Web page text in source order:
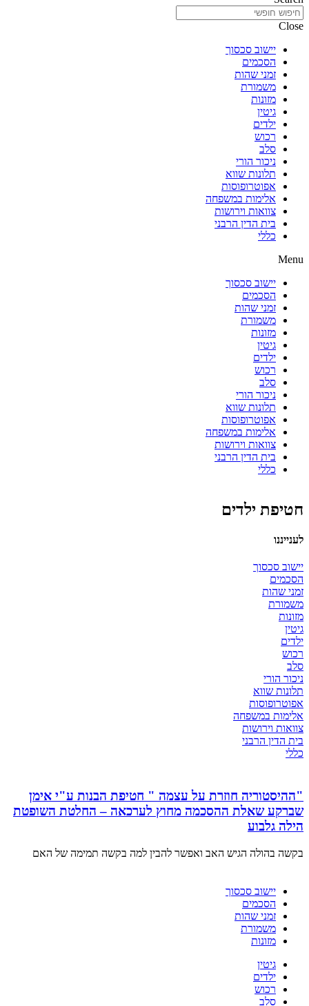
Close
יישוב סכסוך
הסכמים
זמני שהות
משמורת
מזונות
גיטין
ילדים
רכוש
סלב
ניכור הורי
תלונות שווא
אפוטרופוסות
אלימות במשפחה
צוואות וירושות
בית הדין הרבני
כללי
Menu
יישוב סכסוך
הסכמים
זמני שהות
משמורת
מזונות
גיטין
ילדים
רכוש
סלב
ניכור הורי
תלונות שווא
אפוטרופוסות
אלימות במשפחה
צוואות וירושות
בית הדין הרבני
כללי
חטיפת ילדים
לענייננו
יישוב סכסוך
הסכמים
זמני שהות
משמורת
מזונות
גיטין
ילדים
רכוש
סלב
ניכור הורי
תלונות שווא
אפוטרופוסות
אלימות במשפחה
צוואות וירושות
בית הדין הרבני
כללי
"ההיסטוריה חוזרת על עצמה " חטיפת הבנות ע"י אימן
שברקע שאלת ההסכמה מחוץ לערכאה – החלטת השופטת
הילה גלבוע
בקשה בהולה הגיש האב ואפשר להבין למה בקשה תמימה של האם
יישוב סכסוך
הסכמים
זמני שהות
משמורת
מזונות
גיטין
ילדים
רכוש
סלב